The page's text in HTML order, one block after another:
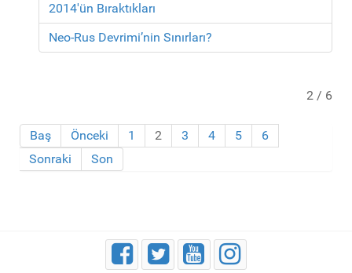
2014'ün Bıraktıkları
Neo-Rus Devrimi’nin Sınırları?
2 / 6
Baş Önceki 1 2 3 4 5
6
Sonraki
Son